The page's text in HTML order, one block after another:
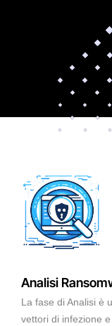
Analisi
La fase di Analisi è
vettori di infezione